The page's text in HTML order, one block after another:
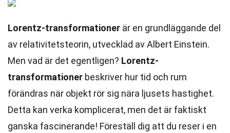
Lorentz-transformationer är en grundläggande del
av relativitetsteorin, utvecklad av Albert Einstein.
Men vad är det egentligen? Lorentz-
transformationer beskriver hur tid och rum
förändras när objekt rör sig nära ljusets hastighet.
Detta kan verka komplicerat, men det är faktiskt
ganska fascinerande! Föreställ dig att du reser i en